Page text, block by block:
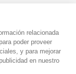
para
y nómina
relacionada
poder proveer
y para mejorar
en nuestro